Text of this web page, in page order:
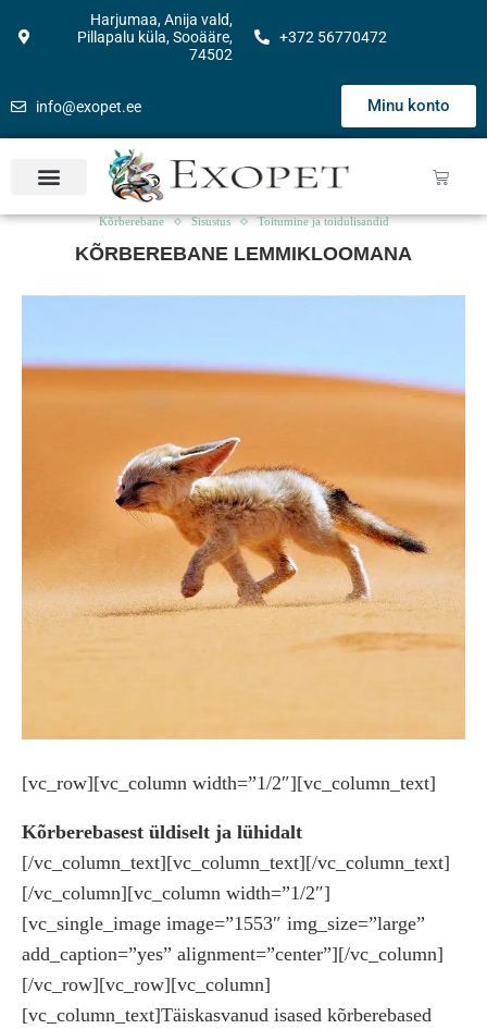
Harjumaa, Anija vald,
Pillapalu küla, Sooääre,
74502
+372 56770472
info@exopet.ee Minu konto
Kõrberebane Sisustus Toitumine ja toidulisandid
KÕRBEREBANE LEMMIKLOOMANA
[vc_row][vc_column width=”1/2″][vc_column_text]
Kõrberebasest üldiselt ja lühidalt
[/vc_column_text][vc_column_text][/vc_column_text]
[/vc_column][vc_column width=”1/2″]
[vc_single_image image=”1553″ img_size=”large”
add_caption=”yes” alignment=”center”][/vc_column]
[/vc_row][vc_row][vc_column]
[vc_column_text]Täiskasvanud isased kõrberebased